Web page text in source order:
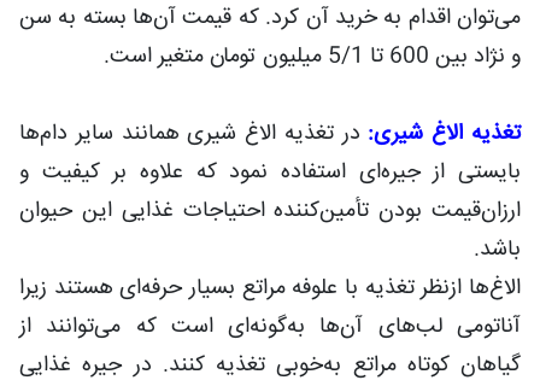
می‌توان اقدام به خرید آن کرد. که قیمت آن‌ها بسته به سن
و نژاد بین 600 تا 5/1 میلیون تومان متغیر است.
تغذیه الاغ شیری: در تغذیه الاغ شیری همانند سایر دام‌ها
بایستی از جیره‌ای استفاده نمود که علاوه بر کیفیت و
ارزان‌قیمت بودن تأمین‌کننده احتیاجات غذایی این حیوان
باشد.
الاغ‌ها ازنظر تغذیه با علوفه مراتع بسیار حرفه‌ای هستند زیرا
آناتومی لب‌های آن‌ها به‌گونه‌ای است که می‌توانند از
گیاهان کوتاه مراتع به‌خوبی تغذیه کنند. در جیره غذایی